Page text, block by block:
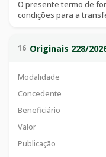
O presente termo de
condições para a
fomento destinados à
fraldas e suplementos
paulo, conforme
16 Originais 228/
Modalidade
Concedente
Beneficiário
Valor
Publicação